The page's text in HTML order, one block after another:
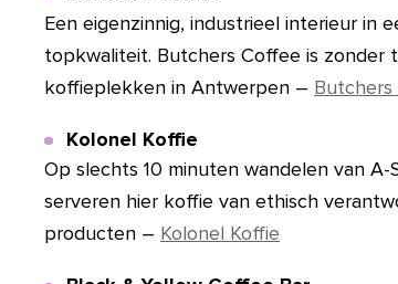
Een eigenzinnig, industrieel interieur in
topkwaliteit. Butchers Coffee is zonder
koffieplekken in Antwerpen –
Kolonel Koffie
Op slechts 10 minuten wandelen van A-
serveren hier koffie van ethisch
producten – Kolonel Koffie